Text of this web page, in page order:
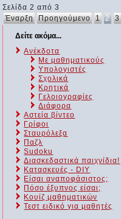
Σελίδα 2 από 3
Έναρξη Προηγούμενο 1 2 3
Δείτε ακόμα...
Ανέκδοτα
Με μαθηματικούς
Υπολογιστές
Σχολικά
Κρητικά
Γελοιογραφίες
Διάφορα
Αστεία βίντεο
Γρίφοι
Σταυρόλεξα
Παζλ
Sudoku
Διασκεδαστικά παιχνίδια!
Κατασκευές - DIY
Είσαι αναποφάσιστος;
Πόσο έξυπνος είσαι;
Kουίζ μαθηματικών
Τεστ ειδικό για μαθητές